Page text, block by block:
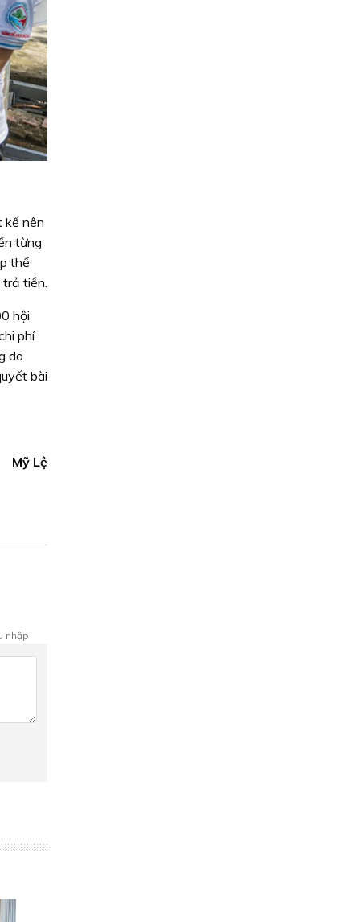
kế nên
từng
thể
tiền.
hội
phí
do
bài
Mỹ Lệ
nhập